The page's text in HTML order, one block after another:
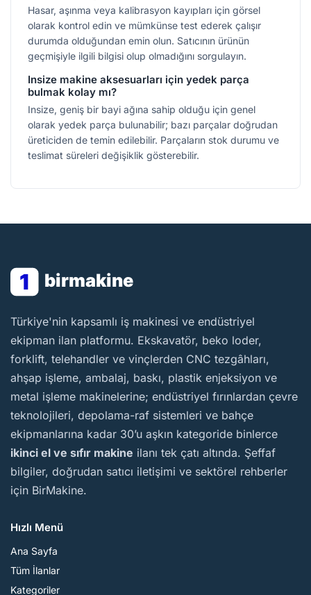
Hasar, aşınma veya kalibrasyon kayıpları için görsel
olarak kontrol edin ve mümkünse test ederek çalışır
durumda olduğundan emin olun. Satıcının ürünün
geçmişiyle ilgili bilgisi olup olmadığını sorgulayın.
Insize makine aksesuarları için yedek parça
bulmak kolay mı?
Insize, geniş bir bayi ağına sahip olduğu için genel
olarak yedek parça bulunabilir; bazı parçalar doğrudan
üreticiden de temin edilebilir. Parçaların stok durumu ve
teslimat süreleri değişiklik gösterebilir.
1 birmakine
BirMakine
Türkiye'nin kapsamlı iş makinesi ve endüstriyel
ekipman ilan platformu. Ekskavatör, beko loder,
forklift, telehandler ve vinçlerden CNC tezgâhları,
ahşap işleme, ambalaj, baskı, plastik enjeksiyon ve
metal işleme makinelerine; endüstriyel fırınlardan çevre
teknolojileri, depolama-raf sistemleri ve bahçe
ekipmanlarına kadar 30’u aşkın kategoride binlerce
ikinci el ve sıfır makine ilanı tek çatı altında. Şeffaf
bilgiler, doğrudan satıcı iletişimi ve sektörel rehberler
için BirMakine.
Hızlı Menü
Ana Sayfa
Tüm İlanlar
Kategoriler